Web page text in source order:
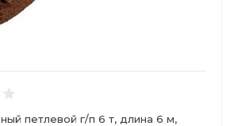
петлевой г/п 6 т, длина 6 м,